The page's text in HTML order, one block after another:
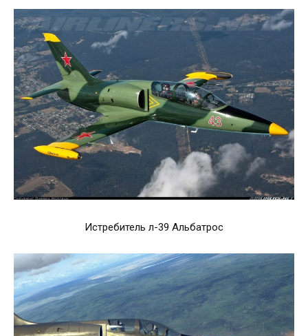
Истребитель л-39 Альбатрос